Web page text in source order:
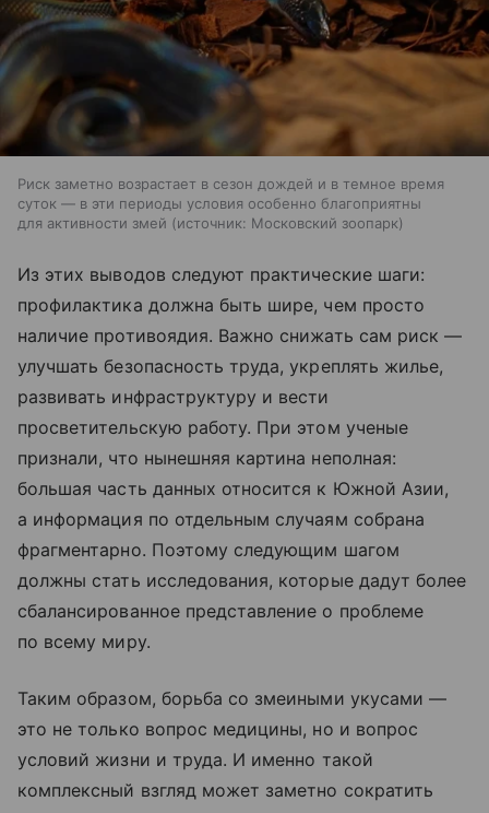
Риск заметно возрастает в сезон дождей и в темное время
суток — в эти периоды условия особенно благоприятны
для активности змей
источник: Московский зоопарк
Из этих выводов следуют практические шаги:
профилактика должна быть шире, чем просто
наличие противоядия. Важно снижать сам риск —
улучшать безопасность труда, укреплять жилье,
развивать инфраструктуру и вести
просветительскую работу. При этом ученые
признали, что нынешняя картина неполная:
большая часть данных относится к Южной Азии,
а информация по отдельным случаям собрана
фрагментарно. Поэтому следующим шагом
должны стать исследования, которые дадут более
сбалансированное представление о проблеме
по всему миру.
Таким образом, борьба со змеиными укусами —
это не только вопрос медицины, но и вопрос
условий жизни и труда. И именно такой
комплексный взгляд может заметно сократить